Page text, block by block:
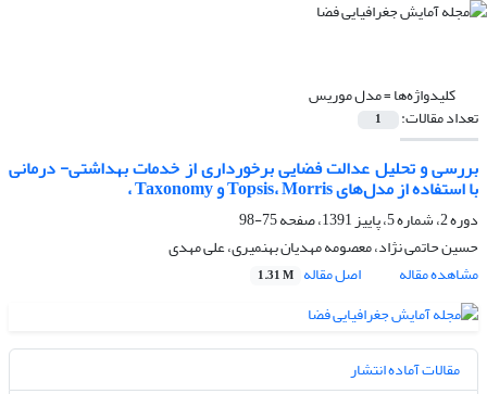
کلیدواژه‌ها =مدل موریس
تعداد مقالات: 1
بررسی و تحلیل عدالت فضایی برخورداری از خدمات بهداشتی- درمانی
با استفاده از مدل‌های Topsis، Morris و Taxonomy ،
دوره 2، شماره 5، پاییز 1391، صفحه
75-98
حسین حاتمی نژاد، معصومه مهدیان بهنمیری، علی مهدی
مشاهده مقاله
اصل مقاله 1.31 M
مقالات آماده انتشار